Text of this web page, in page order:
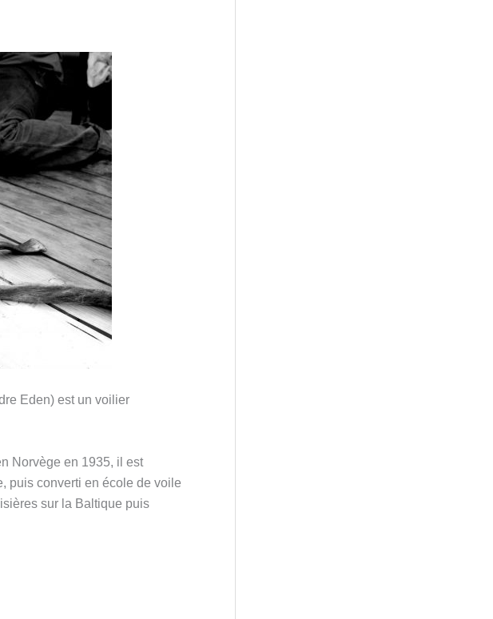
Eden) est un voilier
Norvège en 1935, il est
puis converti en école de voile
sur la Baltique puis